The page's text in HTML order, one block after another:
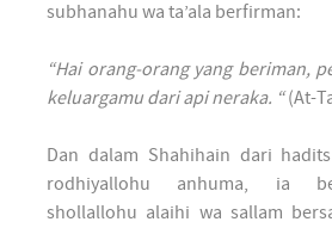
subhanahu wa ta’ala berfirman:
“Hai orang-orang yang beriman,
keluargamu dari api neraka. “(At-
Dan dalam Shahihain dari
rodhiyallohu anhuma, ia
shollallohu alaihi wa sallam